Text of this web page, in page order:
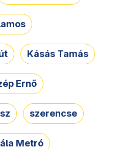
Kásás Tamás
Ernő
szerencse
Metró